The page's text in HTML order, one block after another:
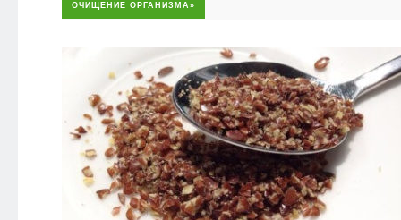
ОЧИЩЕНИЕ ОРГАНИЗМА»